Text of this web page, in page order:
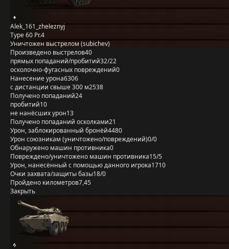
Alek_161_zheleznyj
Type 60 Pr.4
Уничтожен выстрелом (subichev)
Произведено выстрелов40
прямых попаданий/пробитий32/22
осколочно-фугасных повреждений0
Нанесение урона6306
с дистанции свыше 300 м2538
Получено попаданий24
пробитий10
не нанёсших урон13
Получено попаданий осколками21
Урон, заблокированный бронёй4480
Урон союзникам (уничтожено/повреждений)0/0
Обнаружено машин противника0
Повреждено/уничтожено машин противника15/5
Урон, нанесённый с помощью данного игрока1710
Очки захвата/защиты базы18/0
Пройдено километров7,45
Закрыть